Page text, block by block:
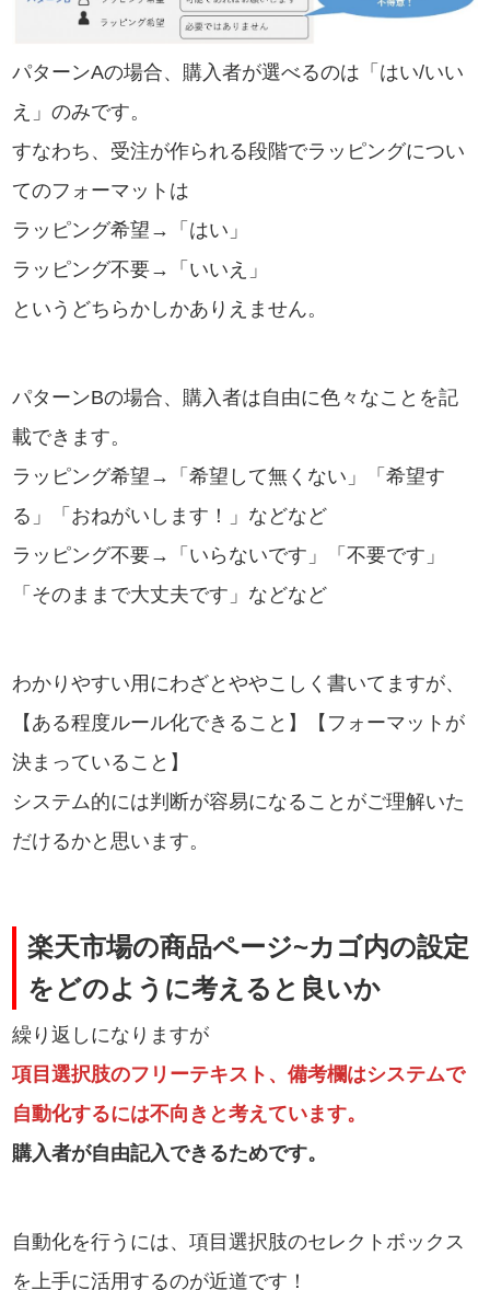
パターンAの場合、購入者が選べるのは「はい/いい
え」のみです。
すなわち、受注が作られる段階でラッピングについ
てのフォーマットは
ラッピング希望→「はい」
ラッピング不要→「いいえ」
というどちらかしかありえません。
パターンBの場合、購入者は自由に色々なことを記
載できます。
ラッピング希望→「希望して無くない」「希望す
る」「おねがいします！」などなど
ラッピング不要→「いらないです」「不要です」
「そのままで大丈夫です」などなど
わかりやすい用にわざとややこしく書いてますが、
【ある程度ルール化できること】【フォーマットが
決まっていること】
システム的には判断が容易になることがご理解いた
だけるかと思います。
楽天市場の商品ページ~カゴ内の設定
をどのように考えると良いか
繰り返しになりますが
項目選択肢のフリーテキスト、備考欄はシステムで
自動化するには不向きと考えています。
購入者が自由記入できるためです。
自動化を行うには、項目選択肢のセレクトボックス
を上手に活用するのが近道です！